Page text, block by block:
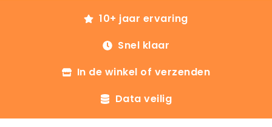
10+ jaar ervaring
Snel klaar
In de winkel of verzenden
Data veilig